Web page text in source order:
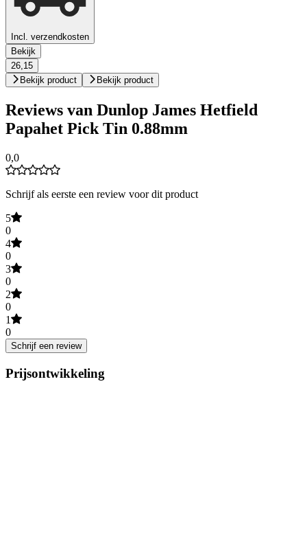
Incl. verzendkosten
Bekijk
26,15
Bekijk product
Bekijk product
Reviews van Dunlop James Hetfield
Papahet Pick Tin 0.88mm
0,0
Schrijf als eerste een review voor dit product
5
0
4
0
3
0
2
0
1
0
Schrijf een review
Prijsontwikkeling